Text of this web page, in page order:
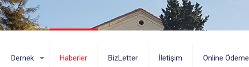
Dernek Haberler BizLetter İletişim Online Ödeme